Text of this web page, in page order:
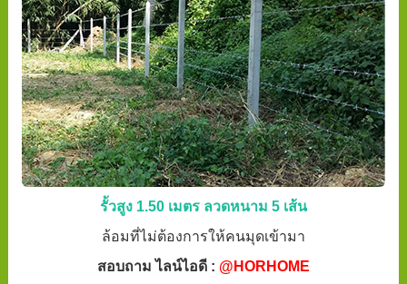
รั้วสูง 1.50 เมตร ลวดหนาม 5 เส้น
ล้อมที่ไม่ต้องการให้คนมุดเข้ามา
สอบถาม ไลน์ไอดี : @HORHOME